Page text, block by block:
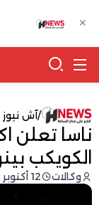
/آش نيوز
ناسا تعلن
الكويكب
وكالات 12 أكتوبر 2023 - 04:00
✕